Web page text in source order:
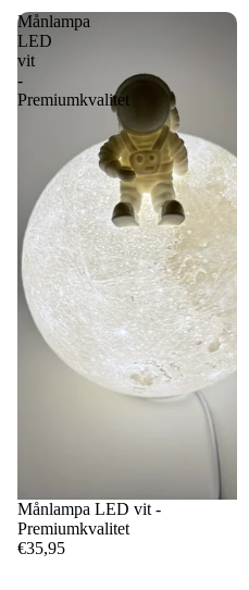
Månlampa
LED
vit
-
Premiumkvalitet
Månlampa LED vit -
Premiumkvalitet
€35,95